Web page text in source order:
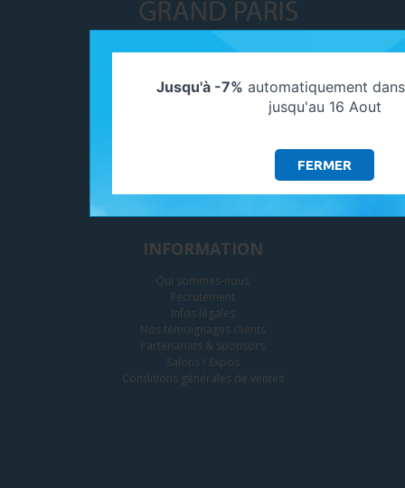
INFORMATION
Qui sommes-nous
Recrutement
Infos légales
Nos témoignages clients
Partenariats & Sponsors
Salons / Expos
Conditions générales de ventes
Jusqu'à -7% automatiquement
jusqu'au 16 Aout
FERMER